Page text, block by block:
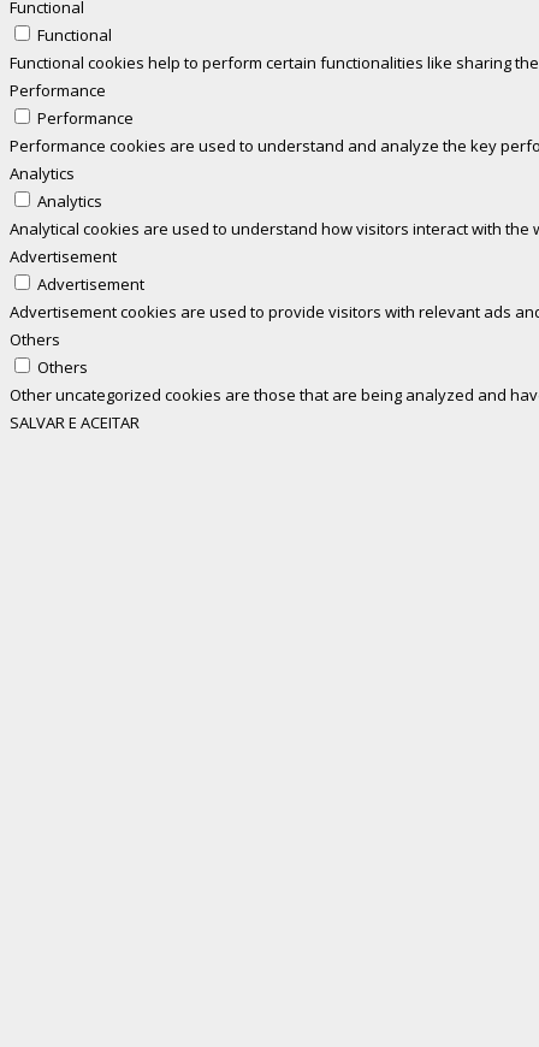
Functional
Functional
Functional cookies help to perform certain functionalities like sharing
Performance
Performance
Performance cookies are used to understand and analyze the key
Analytics
Analytics
Analytical cookies are used to understand how visitors interact with
Advertisement
Advertisement
Advertisement cookies are used to provide visitors with relevant ads
Others
Others
Other uncategorized cookies are those that are being analyzed and
SALVAR E ACEITAR